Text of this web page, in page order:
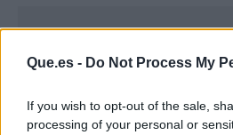
Que.es - Do Not Process My
If you wish to opt-out of the sale,
processing of your personal or